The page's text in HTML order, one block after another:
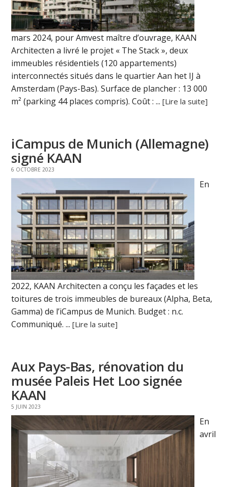
mars 2024, pour Amvest maître d’ouvrage, KAAN
Architecten a livré le projet « The Stack », deux
immeubles résidentiels (120 appartements)
interconnectés situés dans le quartier Aan het IJ à
Amsterdam (Pays-Bas). Surface de plancher : 13 000
m² (parking 44 places compris). Coût : ...[Lire la suite]
iCampus de Munich (Allemagne)
signé KAAN
6 OCTOBRE 2023
En
2022, KAAN Architecten a conçu les façades et les
toitures de trois immeubles de bureaux (Alpha, Beta,
Gamma) de l’iCampus de Munich. Budget : n.c.
Communiqué. ...[Lire la suite]
Aux Pays-Bas, rénovation du
musée Paleis Het Loo signée
KAAN
5 JUIN 2023
En
avril